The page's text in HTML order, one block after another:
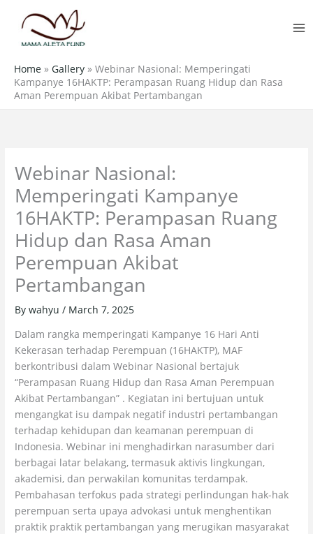
content
Home » Gallery » Webinar Nasional: Memperingati
Kampanye 16HAKTP: Perampasan Ruang Hidup dan Rasa
Aman Perempuan Akibat Pertambangan
Webinar Nasional:
Memperingati Kampanye
16HAKTP: Perampasan Ruang
Hidup dan Rasa Aman
Perempuan Akibat
Pertambangan
Bywahyu/ March 7, 2025
Dalam rangka memperingati Kampanye 16 Hari Anti
Kekerasan terhadap Perempuan (16HAKTP), MAF
berkontribusi dalam Webinar Nasional bertajuk
“Perampasan Ruang Hidup dan Rasa Aman Perempuan
Akibat Pertambangan” . Kegiatan ini bertujuan untuk
mengangkat isu dampak negatif industri pertambangan
terhadap kehidupan dan keamanan perempuan di
Indonesia. Webinar ini menghadirkan narasumber dari
berbagai latar belakang, termasuk aktivis lingkungan,
akademisi, dan perwakilan komunitas terdampak.
Pembahasan terfokus pada strategi perlindungan hak-hak
perempuan serta upaya advokasi untuk menghentikan
praktik praktik pertambangan yang merugikan masyarakat